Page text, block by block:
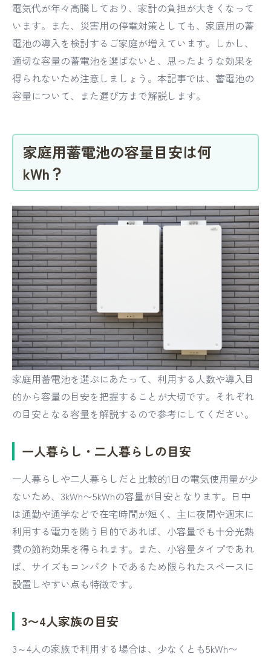
電気代が年々高騰しており、家計の負担が大きくなって
います。また、災害用の停電対策としても、家庭用の蓄
電池の導入を検討するご家庭が増えています。しかし、
適切な容量の蓄電池を選ばないと、思ったような効果を
得られないため注意しましょう。本記事では、蓄電池の
容量について、また選び方まで解説します。
家庭用蓄電池の容量目安は何
kWh？
家庭用蓄電池を選ぶにあたって、利用する人数や導入目
的から容量の目安を把握することが大切です。それぞれ
の目安となる容量を解説するので参考にしてください。
一人暮らし・二人暮らしの目安
一人暮らしや二人暮らしだと比較的1日の電気使用量が少
ないため、3kWh〜5kWhの容量が目安となります。日中
は通勤や通学などで在宅時間が短く、主に夜間や週末に
利用する電力を賄う目的であれば、小容量でも十分光熱
費の節約効果を得られます。また、小容量タイプであれ
ば、サイズもコンパクトであるため限られたスペースに
設置しやすい点も特徴です。
3〜4人家族の目安
3～4人の家族で利用する場合は、少なくとも5kWh〜